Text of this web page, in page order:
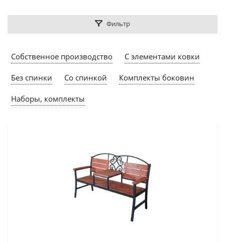
Фильтр
Собственное производство С элементами ковки
Без спинки Со спинкой Комплекты боковин
Наборы, комплекты